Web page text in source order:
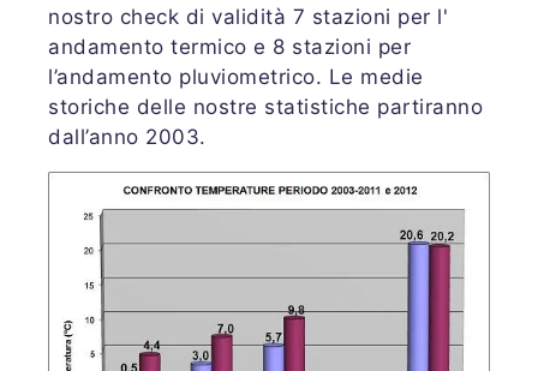
nostro check di validità 7 stazioni per l'
andamento termico e 8 stazioni per
l’andamento pluviometrico. Le medie
storiche delle nostre statistiche partiranno
dall’anno 2003.